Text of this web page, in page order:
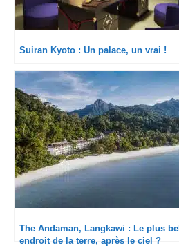
Suiran Kyoto : Un palace, un vrai !
The Andaman, Langkawi : Le plus bel
endroit de la terre, après le ciel ?